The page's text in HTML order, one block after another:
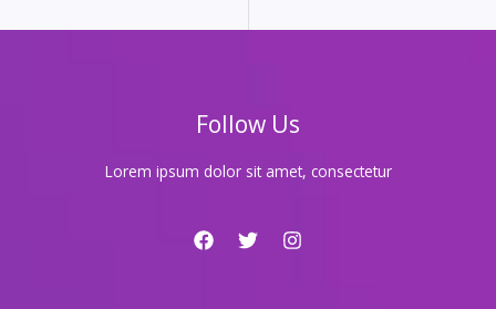
험
Follow Us
Lorem ipsum dolor sit amet, consectetur